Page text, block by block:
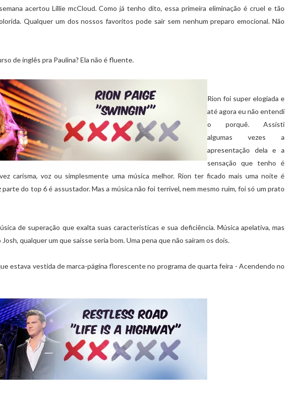
acertou Lillie mcCloud. Como já tenho dito, essa primeira eliminação é cruel e tão
Qualquer um dos nossos favoritos pode sair sem nenhum preparo emocional. Não
de inglês pra Paulina? Ela não é fluente.
Rion foi super elogiada e
até agora eu não entendi
o porquê. Assisti
algumas vezes a
apresentação dela e a
sensação que tenho é
carisma, voz ou simplesmente uma música melhor. Rion ter ficado mais uma noite é
do top 6 é assustador. Mas a música não foi terrível, nem mesmo ruim, foi só um prato
de superação que exalta suas características e sua deficiência. Música apelativa, mas
qualquer um que saísse seria bom. Uma pena que não saíram os dois.
estava vestida de marca-página florescente no programa de quarta feira - Acendendo no